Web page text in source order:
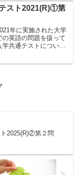
スト2021(R)①第
年に実施された大学
の英語の問題を扱って
共通テストについて
2025(R)②第２問